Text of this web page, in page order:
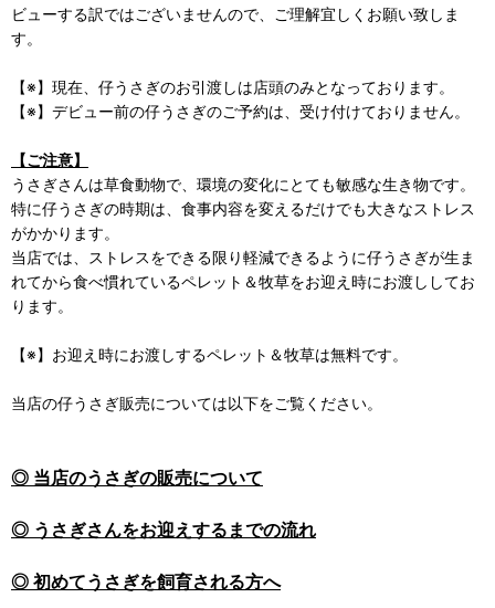
ビューする訳ではございませんので、ご理解宜しくお願い致しま
す。
【※】現在、仔うさぎのお引渡しは店頭のみとなっております。
【※】デビュー前の仔うさぎのご予約は、受け付けておりません。
【ご注意】
うさぎさんは草食動物で、環境の変化にとても敏感な生き物です。
特に仔うさぎの時期は、食事内容を変えるだけでも大きなストレス
がかかります。
当店では、ストレスをできる限り軽減できるように仔うさぎが生ま
れてから食べ慣れているペレット＆牧草をお迎え時にお渡ししてお
ります。
【※】お迎え時にお渡しするペレット＆牧草は無料です。
当店の仔うさぎ販売については以下をご覧ください。
◎ 当店のうさぎの販売について
◎ うさぎさんをお迎えするまでの流れ
◎ 初めてうさぎを飼育される方へ